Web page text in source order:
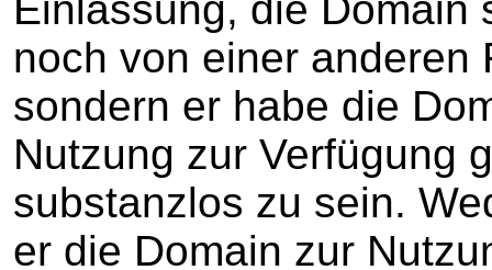
Einlassung, die Domain
noch von einer anderen
sondern er habe die
Nutzung zur Verfügung
substanzlos zu sein.
er die Domain zur